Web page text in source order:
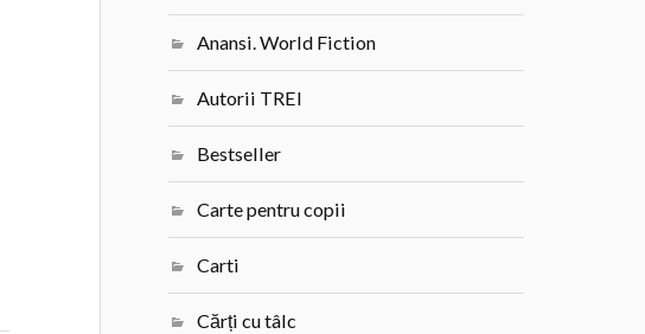
Anansi. World Fiction
Autorii TREI
Bestseller
Carte pentru copii
Carti
Cărți cu tâlc